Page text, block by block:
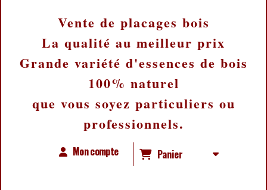
Vente de placages bois
La qualité au meilleur prix
Grande variété d'essences de bois
100% naturel
que vous soyez particuliers ou
professionnels.
Mon compte Panier